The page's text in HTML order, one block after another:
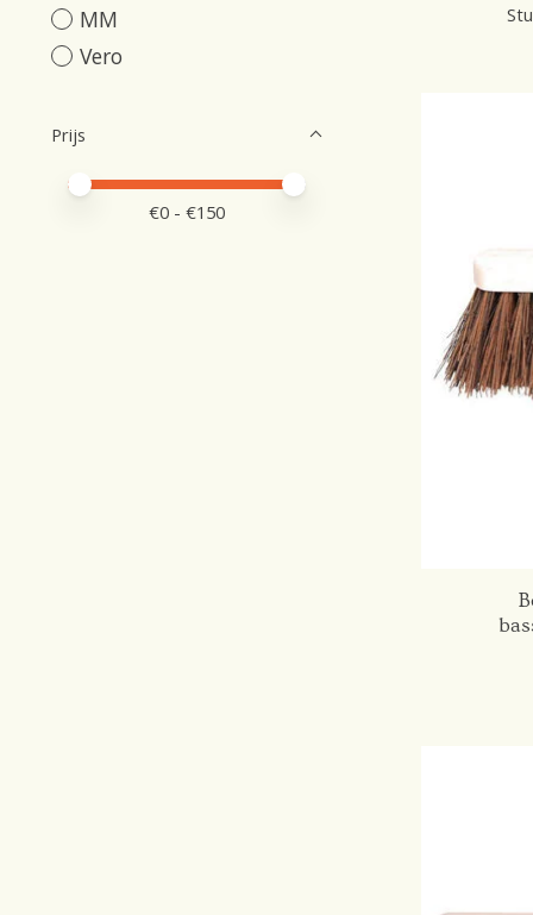
MM
Vero
Prijs
Minimale prijswaarde
Price maximum value
€0 - €150